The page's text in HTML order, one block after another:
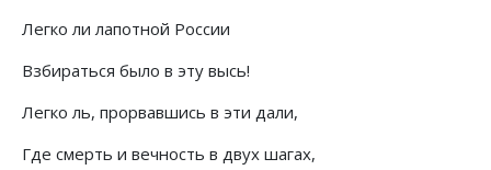
Легко ли лапотной России
Взбираться было в эту высь!
Легко ль, прорвавшись в эти дали,
Где смерть и вечность в двух шагах,